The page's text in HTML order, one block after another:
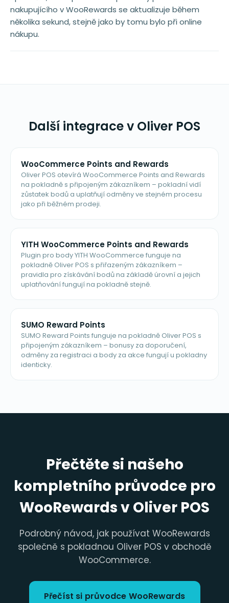
nakupujícího v WooRewards se aktualizuje během
několika sekund, stejně jako by tomu bylo při online
nákupu.
Další integrace v Oliver POS
WooCommerce Points and Rewards
Oliver POS otevírá WooCommerce Points and Rewards
na pokladně s připojeným zákazníkem – pokladní vidí
zůstatek bodů a uplatňují odměny ve stejném procesu
jako při běžném prodeji.
YITH WooCommerce Points and Rewards
Plugin pro body YITH WooCommerce funguje na
pokladně Oliver POS s přiřazeným zákazníkem –
pravidla pro získávání bodů na základě úrovní a jejich
uplatňování fungují na pokladně stejně.
SUMO Reward Points
SUMO Reward Points funguje na pokladně Oliver POS s
připojeným zákazníkem – bonusy za doporučení,
odměny za registraci a body za akce fungují u pokladny
identicky.
Přečtěte si našeho
kompletního průvodce pro
WooRewards v Oliver POS
Podrobný návod, jak používat WooRewards
společně s pokladnou Oliver POS v obchodě
WooCommerce.
Přečíst si průvodce WooRewards